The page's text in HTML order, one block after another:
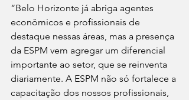
“Belo Horizonte já abriga agentes
econômicos e profissionais de
destaque nessas áreas, mas a presença
da ESPM vem agregar um diferencial
importante ao setor, que se reinventa
diariamente. A ESPM não só fortalece a
capacitação dos nossos profissionais,